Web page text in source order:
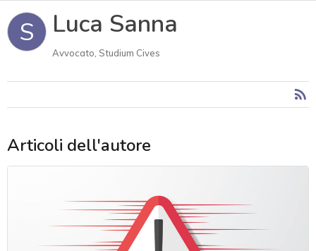
S Luca Sanna
Avvocato, Studium Cives
Articoli dell'autore